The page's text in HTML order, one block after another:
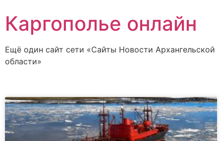
Каргополье онлайн
Ещё один сайт сети «Сайты Новости Архангельской
области»